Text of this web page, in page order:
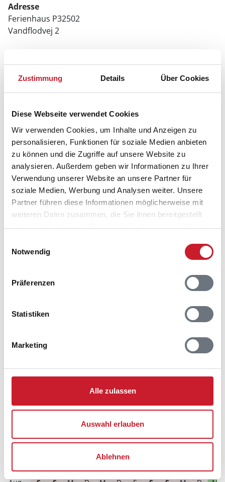
Zustimmung Details Über Cookies
Diese Webseite verwendet Cookies
Wir verwenden Cookies, um Inhalte und Anzeigen zu
personalisieren, Funktionen für soziale Medien anbieten
zu können und die Zugriffe auf unsere Website zu
analysieren. Außerdem geben wir Informationen zu Ihrer
Verwendung unserer Website an unsere Partner für
soziale Medien, Werbung und Analysen weiter. Unsere
Partner führen diese Informationen möglicherweise mit
weiteren Daten zusammen, die Sie ihnen bereitgestellt
haben oder die sie im Rahmen Ihrer Nutzung der Dienste
Notwendig
Präferenzen
Statistiken
Marketing
Alle zulassen
Auswahl erlauben
Ablehnen
Adresse
Ferienhaus P32502
Vandflodvej 2
Anzahl Reisende auswählen
Anreisetag im Belegungskalender anklicken
Reisedauer Anzahl Reisende
Reisezeitraumes auch Änderungen bei der
Hausbeschreibung und/oder der Ausstattung ergeben
frei belegt gewählter Zeitraum
2026 1 2 3 4 5 6 7 8 9 10 11
12